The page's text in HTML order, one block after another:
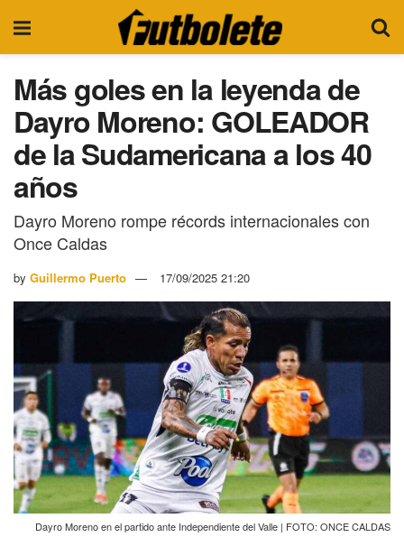
Más goles en la leyenda de
Dayro Moreno: GOLEADOR
de la Sudamericana a los 40
años
Dayro Moreno rompe récords internacionales con
Once Caldas
by Guillermo Puerto 17/09/2025 21:20
Dayro Moreno en el partido ante Independiente del Valle | FOTO: ONCE CALDAS